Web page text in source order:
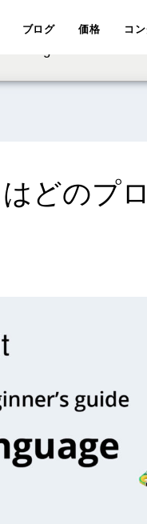
be speaking a
ブログ 価格 コ
どのプ